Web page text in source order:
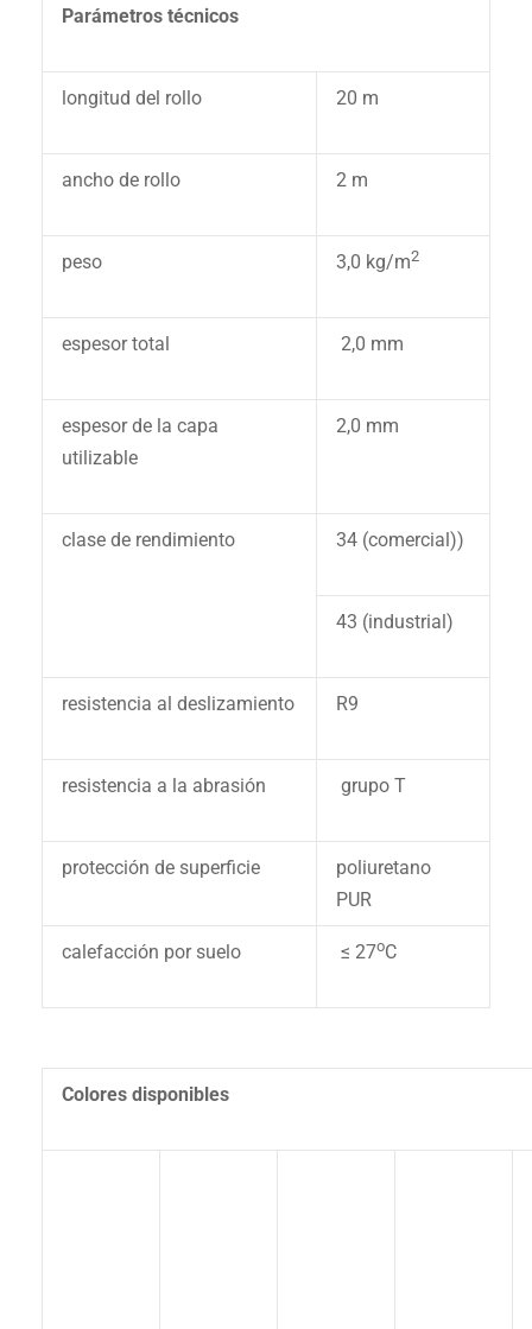
Parámetros técnicos
longitud del rollo 20 m
ancho de rollo 2 m
peso 3,0 kg/m2
espesor total 2,0 mm
espesor de la capa
utilizable
2,0 mm
clase de rendimiento 34 (comercial))
43 (industrial)
resistencia al deslizamiento R9
resistencia a la abrasión grupo T
protección de superficie
poliuretano
PUR
calefacción por suelo ≤ 27oC
Colores disponibles